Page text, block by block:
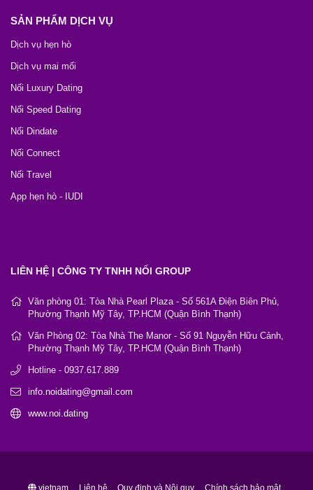
SẢN PHẨM DỊCH VỤ
Dịch vụ hẹn hò
Dịch vụ mai mối
Nối Luxury Dating
Nối Speed Dating
Nối Dindate
Nối Connect
Nối Travel
App hẹn hò - IUDI
LIÊN HỆ | CÔNG TY TNHH NỐI GROUP
Văn phòng 01: Tòa Nhà Pearl Plaza - Số 561A Điện Biên Phủ,
Phường Thạnh Mỹ Tây, TP.HCM (Quận Bình Thạnh)
Văn Phòng 02: Tòa Nhà The Manor - Số 91 Nguyễn Hữu Cảnh,
Phường Thạnh Mỹ Tây, TP.HCM (Quận Bình Thạnh)
Hotline - 0937.617.889
info.noidating@gmail.com
www.noi.dating
vietnam Liên hệ Quy định và Nội quy Chính sách bảo mật